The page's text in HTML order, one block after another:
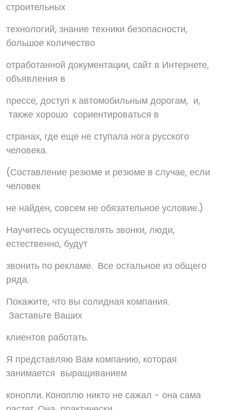
строительных
технологий, знание техники безопасности,
большое количество
отработанной документации, сайт в Интернете,
объявления в
прессе, доступ к автомобильным дорогам, и,
также хорошо сориентироваться в
странах, где еще не ступала нога русского
человека.
(Составление резюме и резюме в случае, если
человек
не найден, совсем не обязательное условие.)
Научитесь осуществлять звонки, люди,
естественно, будут
звонить по рекламе. Все остальное из общего
ряда.
Покажите, что вы солидная компания.
Заставьте Ваших
клиентов работать.
Я представляю Вам компанию, которая
занимается выращиванием
конопли. Коноплю никто не сажал - она сама